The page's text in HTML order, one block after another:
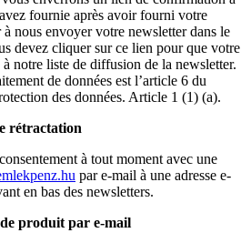
fournie après avoir fourni votre
à nous envoyer votre newsletter dans le
devez cliquer sur ce lien pour que votre
notre liste de diffusion de la newsletter.
de données est l’article 6 du
des données. Article 1 (1) (a).
rétractation
à tout moment avec une
par e-mail à une adresse e-
en bas des newsletters.
produit par e-mail